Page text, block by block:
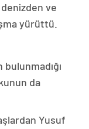
ve
yürüttü.
bulunmadığı
da
Yusuf